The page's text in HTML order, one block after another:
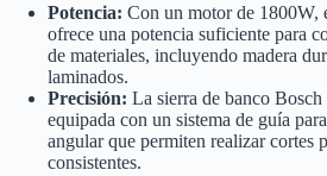
Potencia: Con un motor de 1800W,
ofrece una potencia suficiente para
de materiales, incluyendo madera
laminados.
Precisión: La sierra de banco
equipada con un sistema de guía
angular que permiten realizar cortes
consistentes.